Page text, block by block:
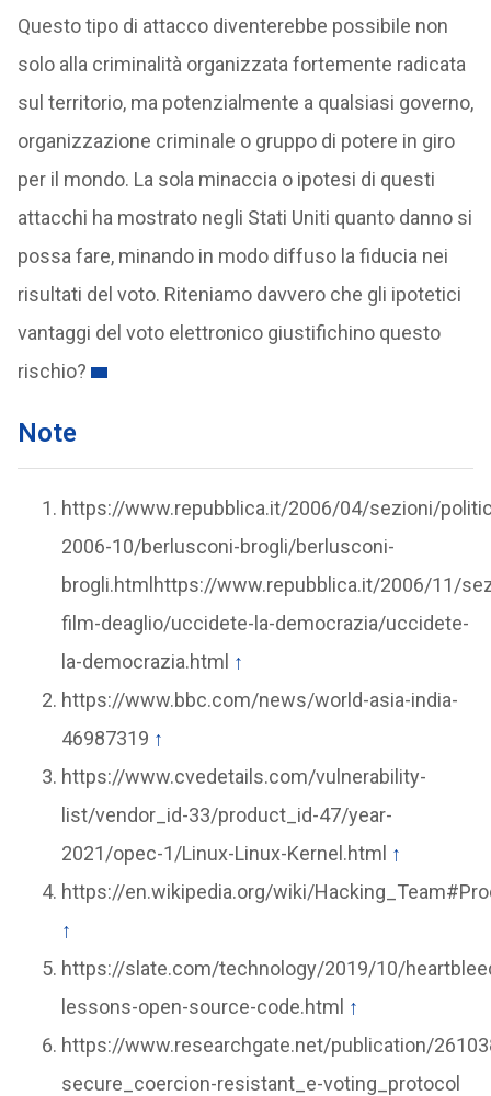
Questo tipo di attacco diventerebbe possibile non
solo alla criminalità organizzata fortemente radicata
sul territorio, ma potenzialmente a qualsiasi governo,
organizzazione criminale o gruppo di potere in giro
per il mondo. La sola minaccia o ipotesi di questi
attacchi ha mostrato negli Stati Uniti quanto danno si
possa fare, minando in modo diffuso la fiducia nei
risultati del voto. Riteniamo davvero che gli ipotetici
vantaggi del voto elettronico giustifichino questo
rischio?
Note
https://www.repubblica.it/2006/04/sezioni/
2006-10/berlusconi-brogli/berlusconi-
brogli.htmlhttps://www.repubblica.it/2006/11/
film-deaglio/uccidete-la-democrazia/uccidete-
la-democrazia.html ↑
https://www.bbc.com/news/world-asia-india-
46987319 ↑
https://www.cvedetails.com/vulnerability-
list/vendor_id-33/product_id-47/year-
2021/opec-1/Linux-Linux-Kernel.html ↑
https://en.wikipedia.org/wiki/
↑
https://slate.com/technology/2019/10/
lessons-open-source-code.html ↑
https://www.researchgate.net/publication/
secure_coercion-resistant_e-voting_protocol